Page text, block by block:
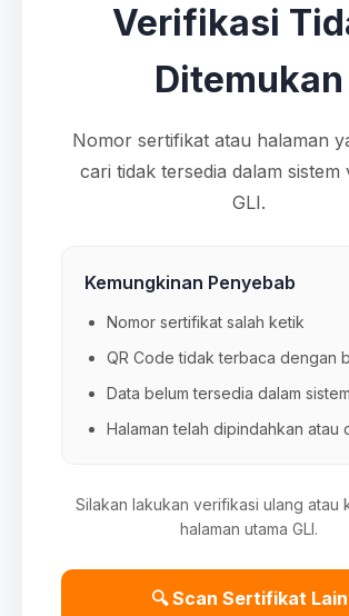
Verifikasi
Ditemukan
Nomor sertifikat atau halaman
cari tidak tersedia dalam sistem
GLI.
Kemungkinan Penyebab
Nomor sertifikat salah ketik
QR Code tidak terbaca dengan
Data belum tersedia dalam
Halaman telah dipindahkan atau
Silakan lakukan verifikasi ulang atau
halaman utama GLI.
🔍 Scan Sertifikat Lain